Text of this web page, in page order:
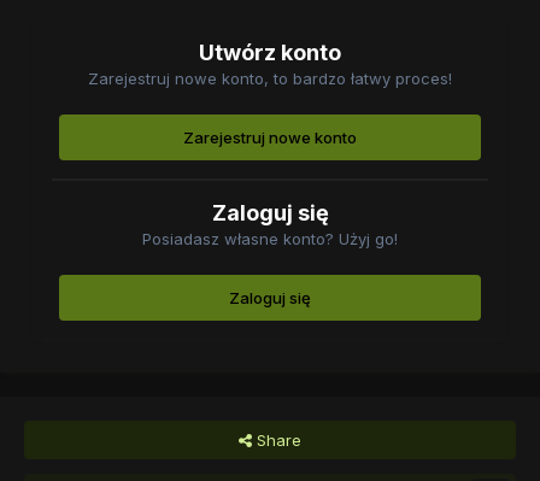
Utwórz konto
Zarejestruj nowe konto, to bardzo łatwy proces!
Zarejestruj nowe konto
Zaloguj się
Posiadasz własne konto? Użyj go!
Zaloguj się
Share